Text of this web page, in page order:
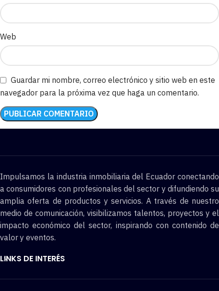
Web
Guardar mi nombre, correo electrónico y sitio web en este
navegador para la próxima vez que haga un comentario.
Impulsamos la industria inmobiliaria del Ecuador conectando
a consumidores con profesionales del sector y difundiendo su
amplia oferta de productos y servicios. A través de nuestro
medio de comunicación, visibilizamos talentos, proyectos y el
impacto económico del sector, inspirando con contenido de
valor y eventos.
LINKS DE INTERÉS